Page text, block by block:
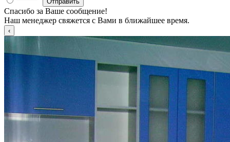
Спасибо за Ваше сообщение!
Наш менеджер свяжется с Вами в ближайшее время.